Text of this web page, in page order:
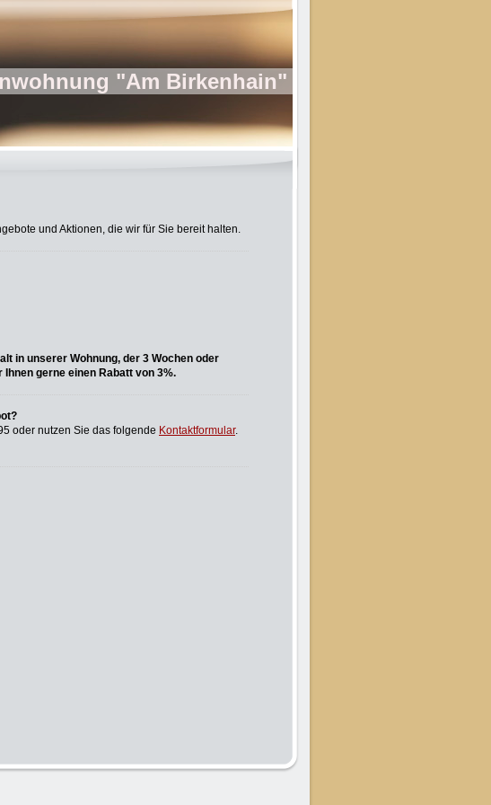
"Am Birkenhain"
und Aktionen, die wir für Sie bereit halten.
in unserer Wohnung, der 3 Wochen oder
gerne einen Rabatt von 3%.
oder nutzen Sie das folgende Kontaktformular.